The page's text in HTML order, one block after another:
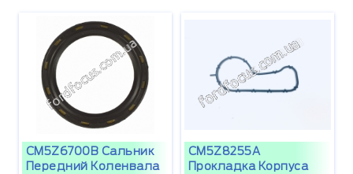
CM5Z6700B Сальник
Передний Коленвала
CM5Z8255A
Прокладка Корпуса